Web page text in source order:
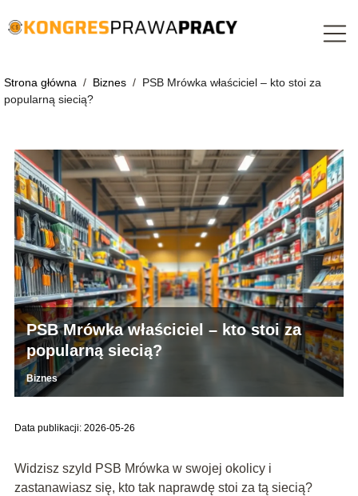
Strona główna / Biznes / PSB Mrówka właściciel – kto stoi za
popularną siecią?
PSB Mrówka właściciel – kto stoi za
popularną siecią?
Biznes
Data publikacji: 2026-05-26
Widzisz szyld PSB Mrówka w swojej okolicy i
zastanawiasz się, kto tak naprawdę stoi za tą siecią?